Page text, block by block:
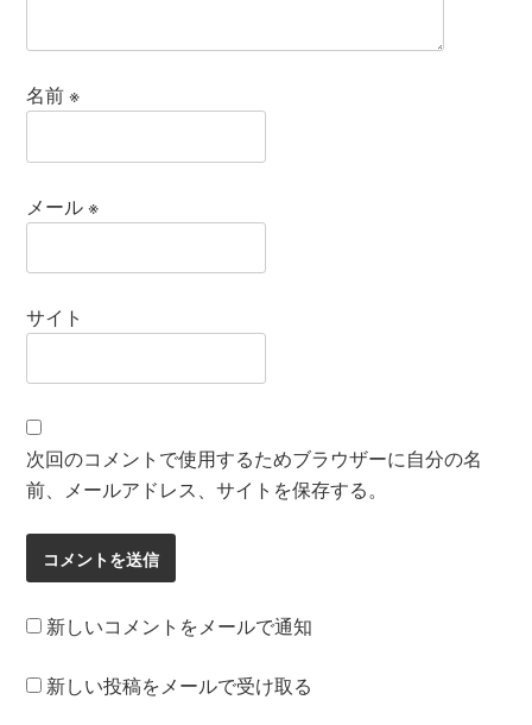
名前※
メール※
サイト
次回のコメントで使用するためブラウザーに自分の名
前、メールアドレス、サイトを保存する。
新しいコメントをメールで通知
新しい投稿をメールで受け取る